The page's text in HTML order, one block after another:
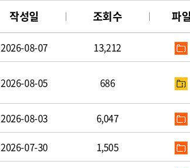
작성일 조회수 파일
2026-08-07 13,212
2026-08-05 686
2026-08-03 6,047
2026-07-30 1,505